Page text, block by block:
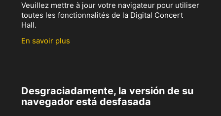
Veuillez mettre à jour votre navigateur pour utiliser
toutes les fonctionnalités de la Digital Concert
Hall.
En savoir plus
Desgraciadamente, la versión de su
navegador está desfasada